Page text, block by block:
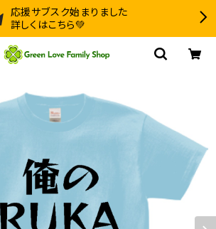
応援サブスク始まりました
詳しくはこちら💚